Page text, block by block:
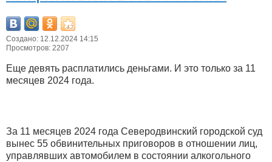
Создано: 12.12.2024 14:15
Просмотров: 2207
Еще девять расплатились деньгами. И это только за 11
месяцев 2024 года.
За 11 месяцев 2024 года Северодвинский городской суд
вынес 55 обвинительных приговоров в отношении лиц,
управлявших автомобилем в состоянии алкогольного